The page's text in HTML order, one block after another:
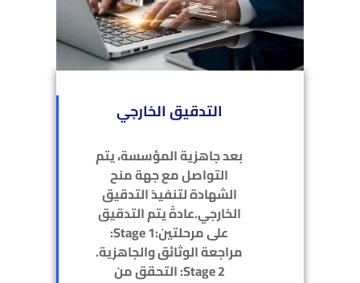
التدقيق الخارجي
بعد جاهزية المؤسسة، يتم
التواصل مع جهة منح
الشهادة لتنفيذ التدقيق
الخارجي.عادةً يتم التدقيق
على مرحلتين:Stage 1:
مراجعة الوثائق والجاهزية.
Stage 2: التحقق من